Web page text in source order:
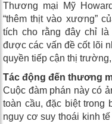
Thương mại Mỹ
“thêm thịt vào xương”
tích cho rằng đây chỉ
được các vấn đề cốt lõi
quyền tiếp cận thị
Tác động đến thương
Cuộc đàm phán này có
toàn cầu, đặc biệt trong
nguy cơ suy thoái kinh